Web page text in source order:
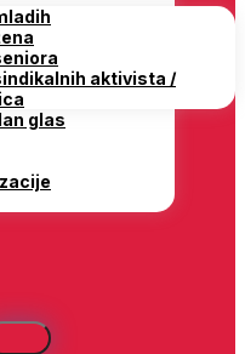
aktivista /
glas